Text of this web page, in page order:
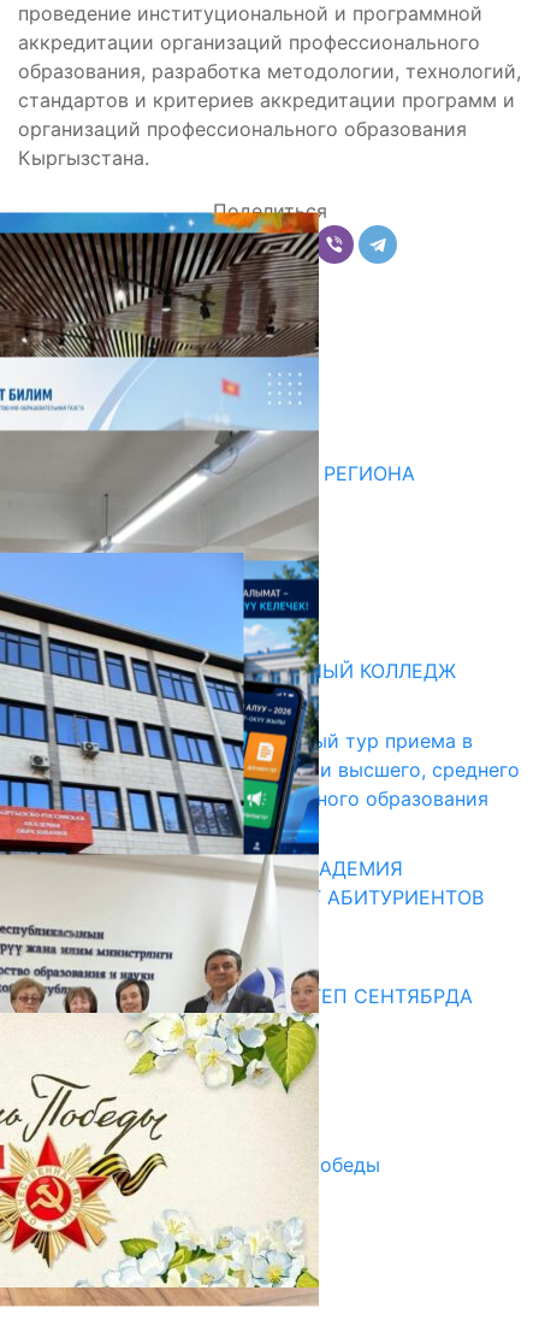
проведение институциональной и программной
аккредитации организаций профессионального
образования, разработка методологии, технологий,
стандартов и критериев аккредитации программ и
организаций профессионального образования
Кыргызстана.
Поделиться
Комментарии
Последние новости
НЕДЕЛЯ В ОБЗОРЕ
07.08.2026
ДЛЯ МЕТОДИСТОВ ЮЖНОГО РЕГИОНА
НАЧАЛОСЬ ОБУЧЕНИЕ
05.08.2026
31.07.2026
Абитуриент
БИШКЕКСКИЙ УНИВЕРСАЛЬНЫЙ КОЛЛЕДЖ
17.07.2026
В Кыргызстане начался первый тур приема в
образовательные организации высшего, среднего
и начального профессионального образования
13.07.2026
КЫРГЫЗКО-РОССИЙСКАЯ АКАДЕМИЯ
ОБРАЗОВАНИЯ ПРИГЛАШАЕТ АБИТУРИЕНТОВ
10.07.2026
Медиа
СУЗАКТА 750 ОРУНДУУ МЕКТЕП СЕНТЯБРДА
ПАЙДАЛАНУУГА БЕРИЛЕТ
07.08.2025
Улуу Жеңиштин жандуу сөзү
29.04.2025
Награды в преддверии Дня Победы
29.04.2025